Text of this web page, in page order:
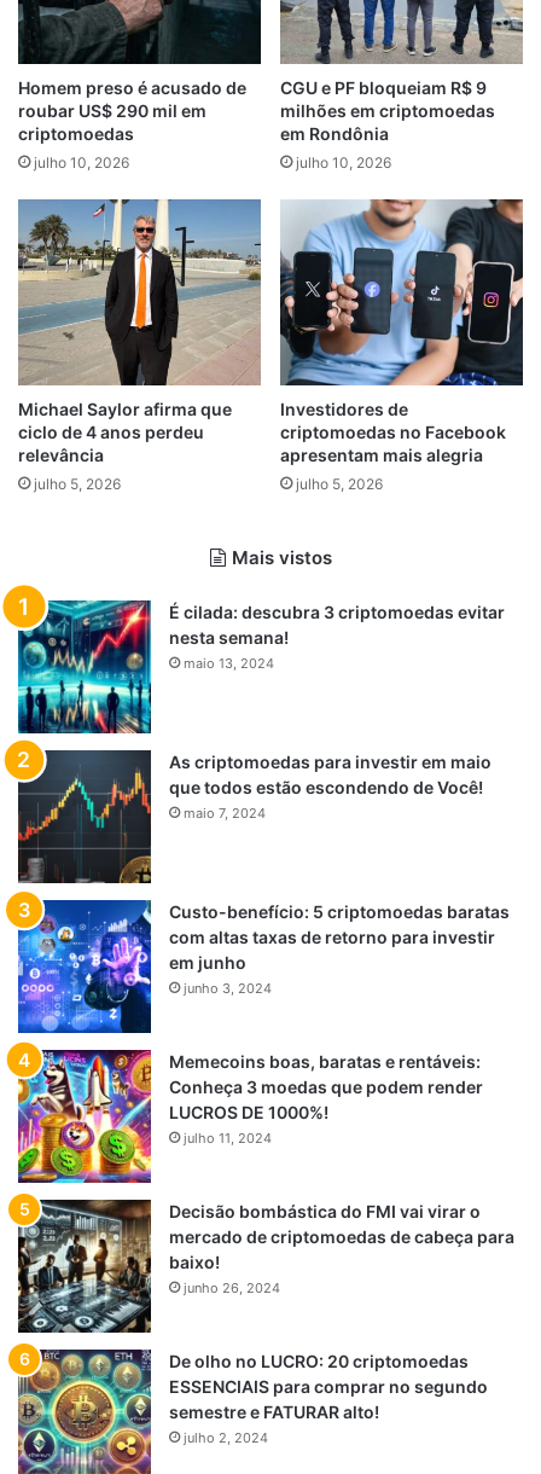
Homem preso é acusado de
roubar US$ 290 mil em
criptomoedas
julho 10, 2026
CGU e PF bloqueiam R$ 9
milhões em criptomoedas
em Rondônia
julho 10, 2026
Michael Saylor afirma que
ciclo de 4 anos perdeu
relevância
julho 5, 2026
Investidores de
criptomoedas no Facebook
apresentam mais alegria
julho 5, 2026
Mais vistos
É cilada: descubra 3 criptomoedas evitar
nesta semana!
maio 13, 2024
As criptomoedas para investir em maio
que todos estão escondendo de Você!
maio 7, 2024
Custo-benefício: 5 criptomoedas baratas
com altas taxas de retorno para investir
em junho
junho 3, 2024
Memecoins boas, baratas e rentáveis:
Conheça 3 moedas que podem render
LUCROS DE 1000%!
julho 11, 2024
Decisão bombástica do FMI vai virar o
mercado de criptomoedas de cabeça para
baixo!
junho 26, 2024
De olho no LUCRO: 20 criptomoedas
ESSENCIAIS para comprar no segundo
semestre e FATURAR alto!
julho 2, 2024